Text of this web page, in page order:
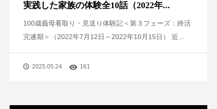
実践した家族の体験全10話（2022年...
100歳義母看取り・見送り体験記＜第３フェーズ：終活
完遂期＞（2022年7月12日～2022年10月15日） 近...
2025.05.24 161